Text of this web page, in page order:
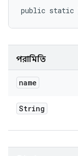
public static
পরামিতি
name
String